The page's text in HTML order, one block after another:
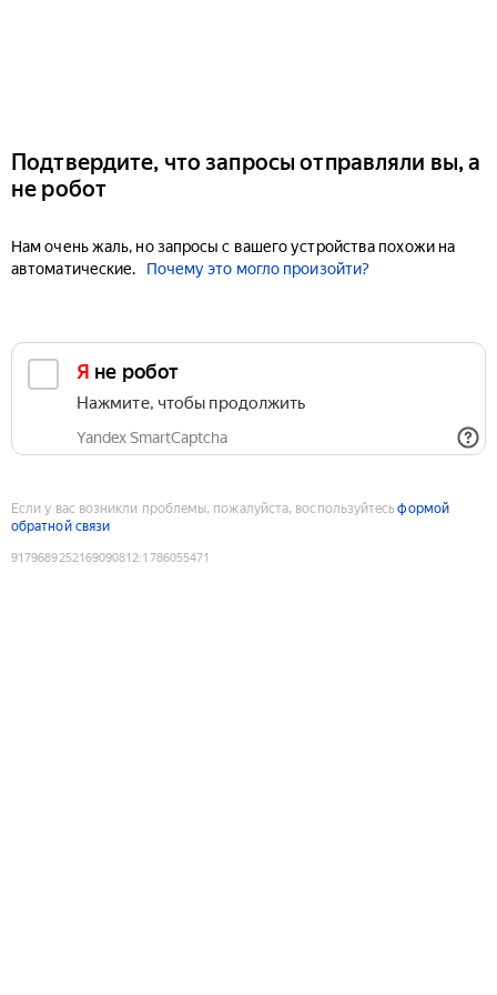
Подтвердите, что запросы отправляли вы, а
не робот
Нам очень жаль, но запросы с вашего устройства похожи на
автоматические.
Почему это могло произойти?
Я не робот
Нажмите, чтобы продолжить
Yandex SmartCaptcha
Если у вас возникли проблемы, пожалуйста, воспользуйтесьформой
обратной связи
9179689252169090812:1786055471